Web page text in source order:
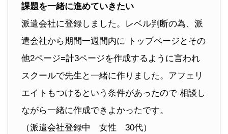
課題を一緒に進めていきたい
派遣会社に登録しました。レベル判断の為、派
遣会社から期間一週間内に トップページとその
他2ページ=計3ページを作成するように言われ
スクールで先生と一緒に作りました。アフェリ
エイトもつけるという条件があったので 相談し
ながら一緒に作成できよかったです。
（派遣会社登録中 女性 30代）